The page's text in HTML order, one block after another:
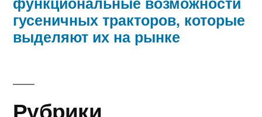
гусеничных тракторов, которые
выделяют их на рынке
Рубрики